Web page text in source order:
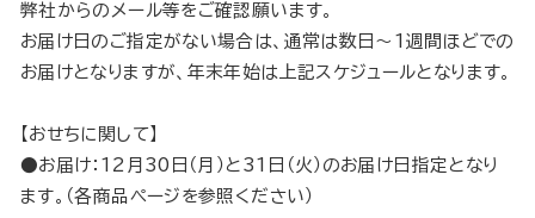
弊社からのメール等をご確認願います。
お届け日のご指定がない場合は、通常は数日～1週間ほどでの
お届けとなりますが、年末年始は上記スケジュールとなります。
【おせちに関して】
●お届け：12月30日（月）と31日（火）のお届け日指定となり
ます。（各商品ページを参照ください）